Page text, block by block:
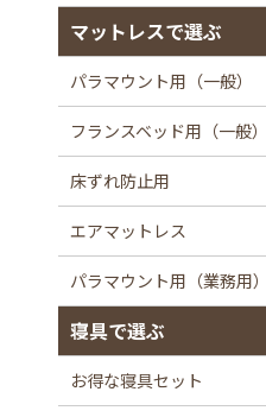
マットレスで選ぶ
パラマウント用（一般）
フランスベッド用（一般）
床ずれ防止用
エアマットレス
パラマウント用（業務用）
寝具で選ぶ
お得な寝具セット